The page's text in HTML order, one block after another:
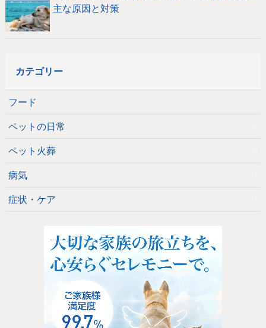
主な原因と対策
カテゴリー
フード
ペットの日常
ペット火葬
病気
症状・ケア